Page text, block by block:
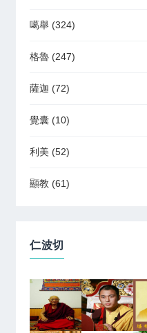
噶舉 (324)
格魯 (247)
薩迦 (72)
覺囊 (10)
利美 (52)
顯教 (61)
仁波切